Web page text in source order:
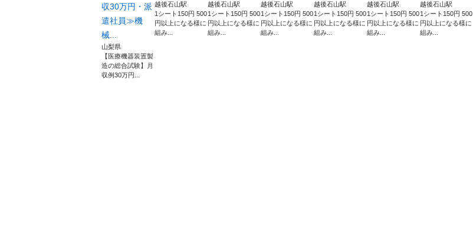
収30万円・派
遣社員≫機
械...
山梨県
【医療機器装置製
造の総合試験】月
収例30万円...
越後石山駅
1シート150円 500
円以上になる様に
組み...
越後石山駅
1シート150円 500
円以上になる様に
組み...
越後石山駅
1シート150円 500
円以上になる様に
組み...
越後石山駅
1シート150円 500
円以上になる様に
組み...
越後石山駅
1シート150円 500
円以上になる様に
組み...
越後石山駅
1シート150円 500
円以上になる様に
組み...